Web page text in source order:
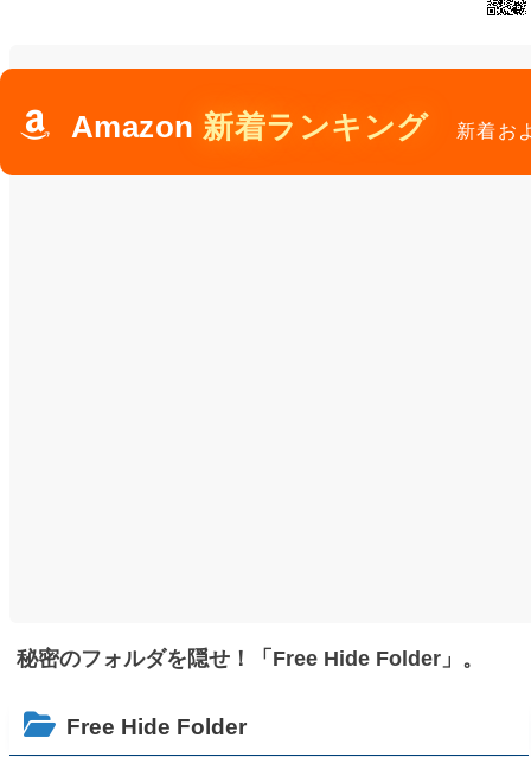
Amazon 新着ランキング 新着お
秘密のフォルダを隠せ！「Free Hide Folder」。
Free Hide Folder